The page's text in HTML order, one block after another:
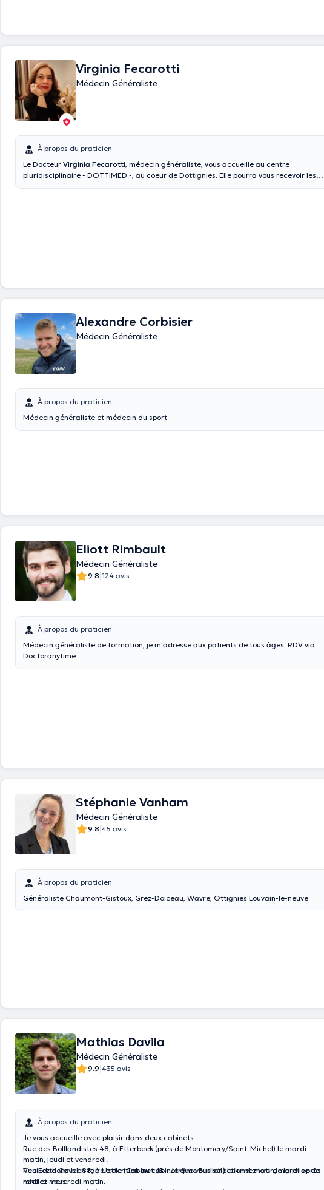
Virginia Fecarotti
Médecin Généraliste
À propos du praticien
Le Docteur Virginia Fecarotti, médecin généraliste, vous accueille au centre
pluridisciplinaire - DOTTIMED -, au coeur de Dottignies. Elle pourra vous recevoir les
Alexandre Corbisier
Médecin Généraliste
À propos du praticien
Médecin généraliste et médecin du sport
Eliott Rimbault
Médecin Généraliste
9.8|124 avis
À propos du praticien
Médecin généraliste de formation, je m'adresse aux patients de tous âges. RDV via
Doctoranytime.
Stéphanie Vanham
Médecin Généraliste
9.8|45 avis
À propos du praticien
Généraliste Chaumont-Gistoux, Grez-Doiceau, Wavre, Ottignies Louvain-le-neuve
Mathias Davila
Médecin Généraliste
9.9|435 avis
À propos du praticien
Je vous accueille avec plaisir dans deux cabinets :
Rue des Bolllandistes 48, à Etterbeek (près de Montomery/Saint-Michel) le mardi
matin, jeudi et vendredi.
Rue Edith Cavell 88, à Uccle(Cabinet JB - Jérôme Burlion)le lundi matin, mardi après-
midi et mercredi matin.
Veuillez donc bien faire attention au cabinet que vous sélectionnez lors de la prise de
rendez-vous.